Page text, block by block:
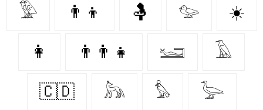
𓅳 👨‍👦 🤱 𓅰 ☀️
👩‍ 👨‍👨‍👧 𓆒 𓄿
🇨🇩 𓃦 𓅊 𓅬